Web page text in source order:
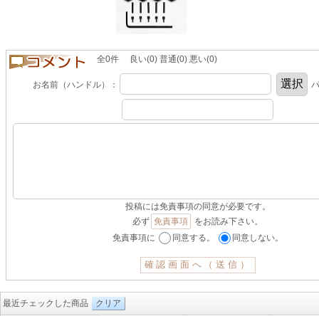
全0件 良い(0) 普通(0) 悪い(0)
お名前（ハンドル）：
投稿には免責事項の同意が必要です。
必ず 免責事項
をお読み下さい。
免責事項に
同意する。 同意しない。
最近チェックした商品 クリア